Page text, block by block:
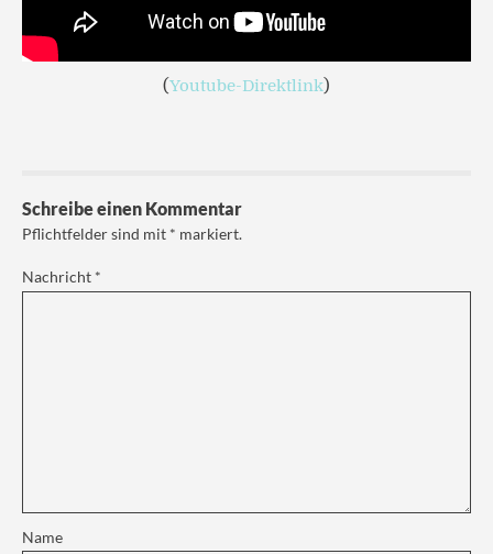
(Youtube-Direktlink)
Schreibe einen Kommentar
Pflichtfelder sind mit * markiert.
Nachricht *
Name